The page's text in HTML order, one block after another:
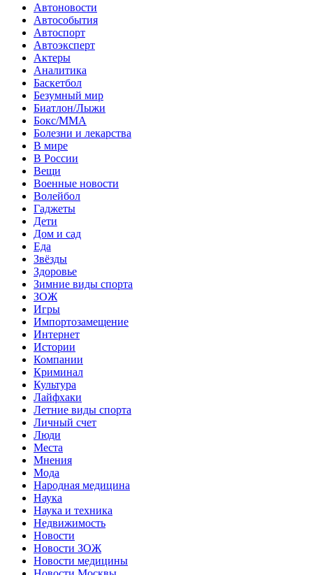
Автоновости
Автособытия
Автоспорт
Автоэксперт
Актеры
Аналитика
Баскетбол
Безумный мир
Биатлон/Лыжи
Бокс/MMA
Болезни и лекарства
В мире
В России
Вещи
Военные новости
Волейбол
Гаджеты
Дети
Дом и сад
Еда
Звёзды
Здоровье
Зимние виды спорта
ЗОЖ
Игры
Импортозамещение
Интернет
Истории
Компании
Криминал
Культура
Лайфхаки
Летние виды спорта
Личный счет
Люди
Места
Мнения
Мода
Народная медицина
Наука
Наука и техника
Недвижимость
Новости
Новости ЗОЖ
Новости медицины